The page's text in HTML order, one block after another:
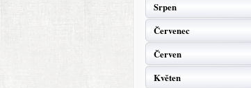
Srpen
Červenec
Červen
Květen